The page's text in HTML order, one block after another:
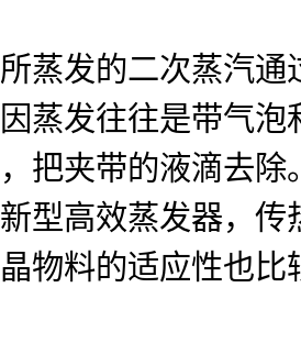
蒸发的二次蒸汽
蒸发往往是带气
把夹带的液滴去除
型高效蒸发器，
物料的适应性也